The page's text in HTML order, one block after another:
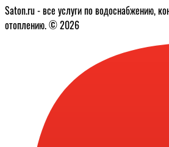
Saton.ru - все услуги по водоснабжению,
отоплению. © 2026